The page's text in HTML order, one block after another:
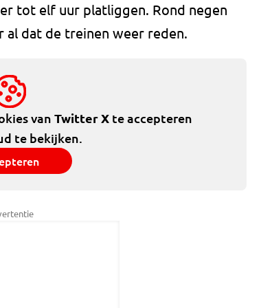
tot elf uur platliggen. Rond negen
al dat de treinen weer reden.
van Twitter Xte accepteren
te bekijken.